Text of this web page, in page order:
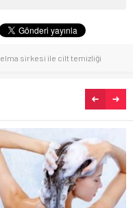
elma sirkesi ile cilt temizliği